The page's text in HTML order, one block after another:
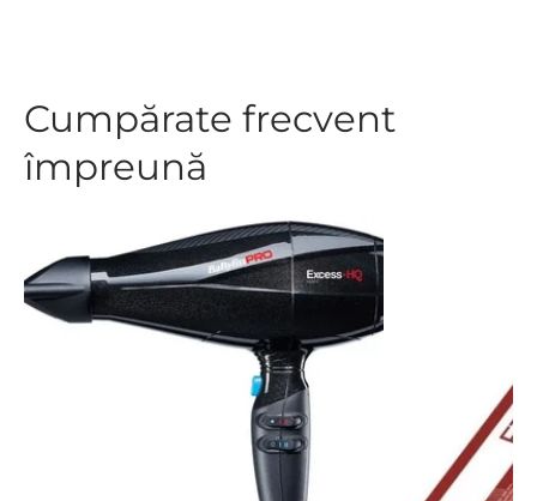
Cumpărate frecvent
împreună